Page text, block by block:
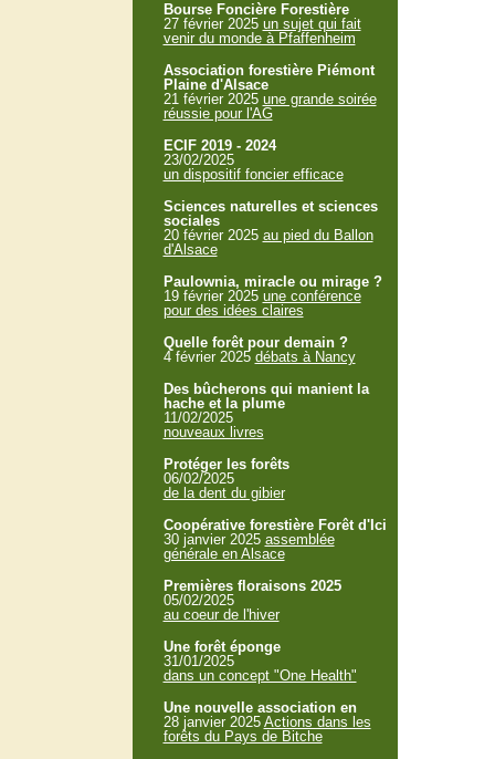
Bourse Foncière Forestière
27 février 2025 un sujet qui fait
venir du monde à Pfaffenheim
Association forestière Piémont
Plaine d'Alsace
21 février 2025 une grande soirée
réussie pour l'AG
ECIF 2019 - 2024
23/02/2025
un dispositif foncier efficace
Sciences naturelles et sciences
sociales
20 février 2025 au pied du Ballon
d'Alsace
Paulownia, miracle ou mirage ?
19 février 2025 une conférence
pour des idées claires
Quelle forêt pour demain ?
4 février 2025 débats à Nancy
Des bûcherons qui manient la
hache et la plume
11/02/2025
nouveaux livres
Protéger les forêts
06/02/2025
de la dent du gibier
Coopérative forestière Forêt d'Ici
30 janvier 2025 assemblée
générale en Alsace
Premières floraisons 2025
05/02/2025
au coeur de l'hiver
Une forêt éponge
31/01/2025
dans un concept "One Health"
Une nouvelle association en
28 janvier 2025 Actions dans les
forêts du Pays de Bitche